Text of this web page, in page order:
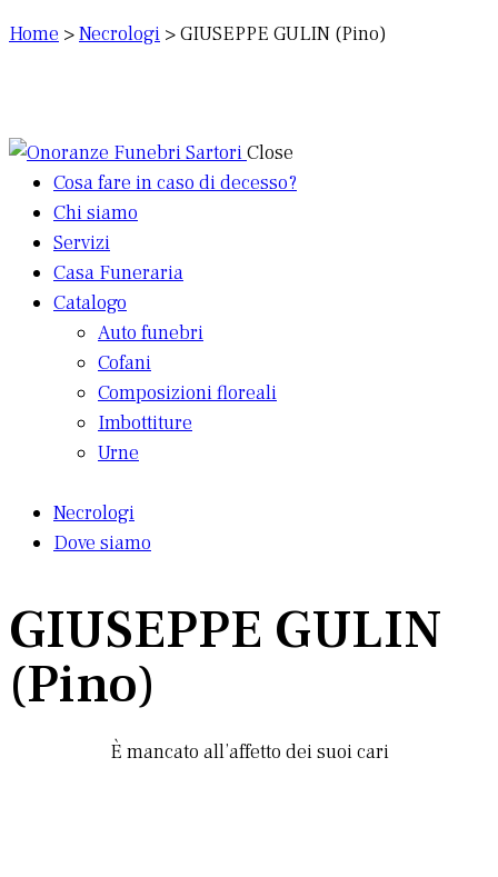
Home >Necrologi >GIUSEPPE GULIN (Pino)
Close
Cosa fare in caso di decesso?
Chi siamo
Servizi
Casa Funeraria
Catalogo
Auto funebri
Cofani
Composizioni floreali
Imbottiture
Urne
Necrologi
Dove siamo
GIUSEPPE GULIN
(Pino)
È mancato all’affetto dei suoi cari